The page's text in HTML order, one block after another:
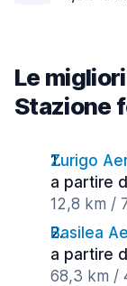
Le
Stazione
Zurigo
a partire
12,8 km /
Basilea
a partire
68,3 km /